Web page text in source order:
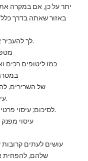
יתר על כן, אם במקרה
באזור שאתה בדרך כלל
לך להעביר את הזמן בנעימות בריגוש מתוק.
כמו ליטופים רכים
של השרירים,
עיסוי משחרר של שרירים תפוסים.
לסיכום; עיסוי פרטי בלוד הנו עיסוי מקצועי לכל דבר.
עיסוי
עושים לעתים
שלהם, להפחית